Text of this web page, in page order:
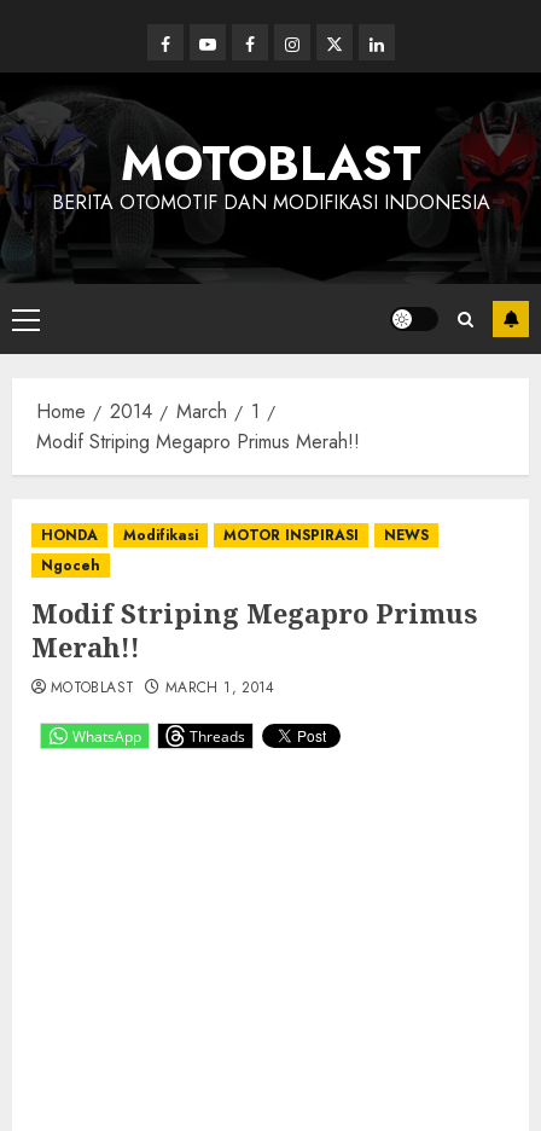
content
Facebook
YoutubeFacebookInstagram
Twitterlinkedin
MOTOBLAST
BERITA OTOMOTIF DAN MODIFIKASI INDONESIA
Primary
Menu
Home 2014 March
1
Modif Striping Megapro Primus Merah!!
HONDA Modifikasi MOTOR INSPIRASI
NEWS
Ngoceh
Modif Striping Megapro Primus
Merah!!
WhatsApp Threads
MOTOBLAST MARCH 1, 2014